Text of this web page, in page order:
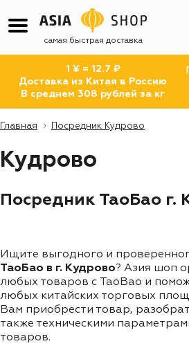
самая быстрая доставка
1 ¥ = 12.7 ₽
Доставка из Китая в Россию
В среднем 308 рублей за кг
Главная Посредник Кудрово
Кудрово
Посредник ТаоБао г.
Ищите выгодного и
ТаоБао в г. Кудрово? Азия шоп
любых товаров с TaoBao и
любых китайских торговых
Вам приобрести товар,
также техническими
товаров.